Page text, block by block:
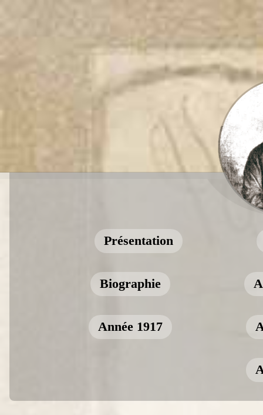
Présentation
Biographie
Année 1917